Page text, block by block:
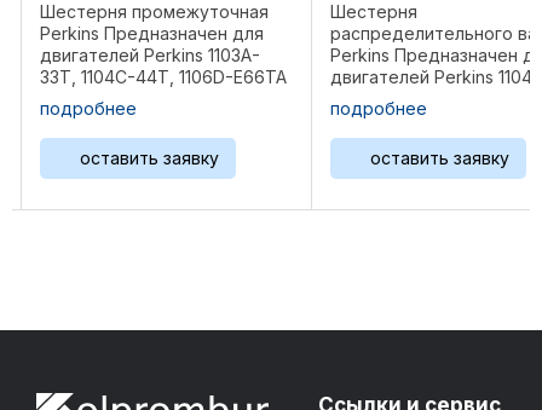
Шестерня
распределительного вала
Perkins Предназначен для
двигателей Perkins 1104, 1106
Размеры: 23х4 см Вес 1,81 ...
подробнее
оставить заявку
Шестерня Perkins
Предназначен для
двигателей Perkins
E44TA Размеры:
Вес 0.48 ...
подробнее
оставить заявку
Ссылки и сервис